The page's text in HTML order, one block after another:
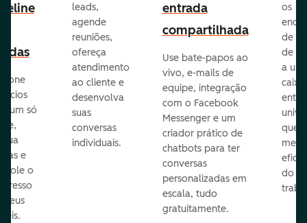
um só
e
o
seus
leads,
agende
reuniões,
ofereça
atendimento
ao cliente e
desenvolva
suas
conversas
individuais.
entrada
compartilhada
Use bate-papos ao
vivo, e-mails de
equipe, integração
com o Facebook
Messenger e um
criador prático de
chatbots para ter
conversas
personalizadas em
escala, tudo
gratuitamente.
os
de
de
a
caixa
que
do